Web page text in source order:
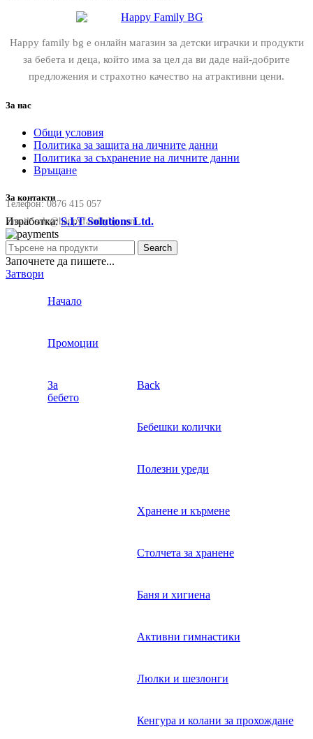
Happy family bg е онлайн магазин за детски играчки и продукти
за бебета и деца, който има за цел да ви даде най-добрите
предложения и страхотно качество на атрактивни цени.
За нас
Общи условия
Политика за защита на личните данни
Политика за съхранение на личните данни
Връщане
За контакти
Телефон:0876 415 057
Email:sale@happyfamilybg.com
Изработка:S.I.T Solutions Ltd.
Search
Започнете да пишете...
Затвори
Начало
Промоции
За
бебето
Back
Бебешки колички
Полезни уреди
Хранене и кърмене
Столчета за хранене
Баня и хигиена
Активни гимнастики
Люлки и шезлонги
Кенгура и колани за прохождане